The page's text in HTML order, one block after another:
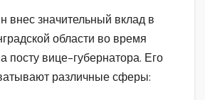
внес значительный вклад в
области во время
посту вице-губернатора. Его
различные сферы: